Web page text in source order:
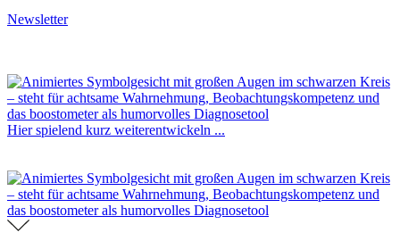
Newsletter
Hier spielend kurz weiterentwickeln ...